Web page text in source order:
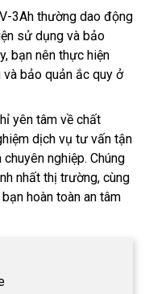
3Ah thường dao động
sử dụng và bảo
bạn nên thực hiện
bảo quản ắc quy ở
yên tâm về chất
dịch vụ tư vấn tận
nghiệp. Chúng
nhất thị trường, cùng
hoàn toàn an tâm